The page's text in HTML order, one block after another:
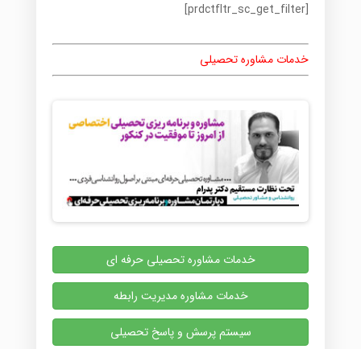
[prdctfltr_sc_get_filter]
خدمات مشاوره تحصیلی
خدمات مشاوره تحصیلی حرفه ای
خدمات مشاوره مدیریت رابطه
سیستم پرسش و پاسخ تحصیلی